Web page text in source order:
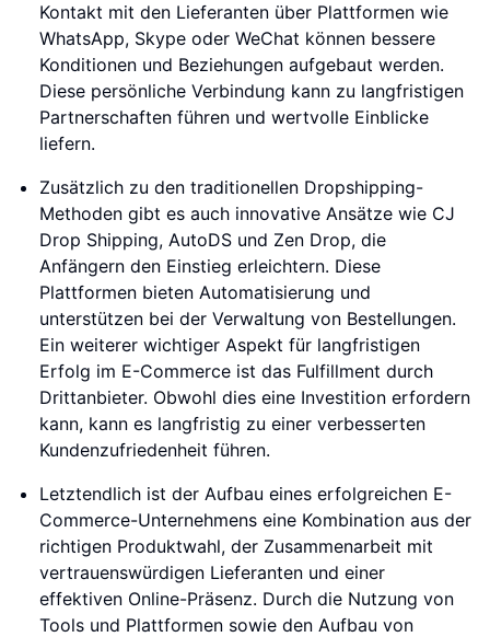
Kontakt mit den Lieferanten über Plattformen wie
WhatsApp, Skype oder WeChat können bessere
Konditionen und Beziehungen aufgebaut werden.
Diese persönliche Verbindung kann zu langfristigen
Partnerschaften führen und wertvolle Einblicke
liefern.
Zusätzlich zu den traditionellen Dropshipping-
Methoden gibt es auch innovative Ansätze wie CJ
Drop Shipping, AutoDS und Zen Drop, die
Anfängern den Einstieg erleichtern. Diese
Plattformen bieten Automatisierung und
unterstützen bei der Verwaltung von Bestellungen.
Ein weiterer wichtiger Aspekt für langfristigen
Erfolg im E-Commerce ist das Fulfillment durch
Drittanbieter. Obwohl dies eine Investition erfordern
kann, kann es langfristig zu einer verbesserten
Kundenzufriedenheit führen.
Letztendlich ist der Aufbau eines erfolgreichen E-
Commerce-Unternehmens eine Kombination aus der
richtigen Produktwahl, der Zusammenarbeit mit
vertrauenswürdigen Lieferanten und einer
effektiven Online-Präsenz. Durch die Nutzung von
Tools und Plattformen sowie den Aufbau von